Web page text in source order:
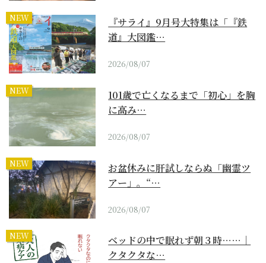
NEW
『サライ』9月号大特集は「『鉄
道』大図鑑…
2026/08/07
NEW
101歳で亡くなるまで「初心」を胸
に高み…
2026/08/07
NEW
お盆休みに肝試しならぬ「幽霊ツ
アー」。“…
2026/08/07
NEW
ベッドの中で眠れず朝３時……｜
クタクタな…